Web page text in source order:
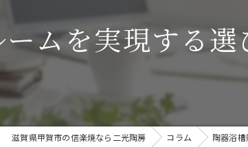
陶器浴槽
ムを実現する選
滋賀県甲賀市の信楽焼なら二光陶房 コラム 陶器浴